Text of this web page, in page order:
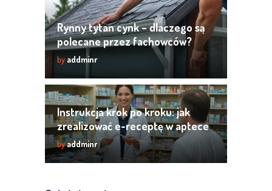
Rynny tytan cynk – dlaczego są
polecane przez fachowców?
by addminr
Instrukcja krok po kroku: jak
zrealizować e-receptę w aptece
byaddminr